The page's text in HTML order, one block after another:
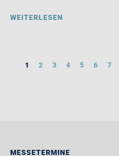
WEITERLESEN
1 2 3 4 5 6 7
MESSETERMINE